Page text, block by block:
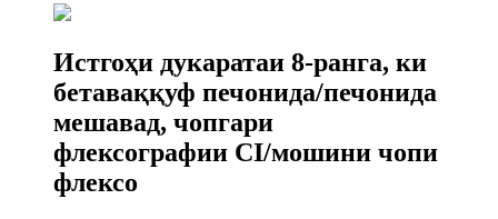
Истгоҳи дукаратаи 8-ранга, ки
бетаваққуф печонида/печонида
мешавад, чопгари
флексографии CI/мошини чопи
флексо